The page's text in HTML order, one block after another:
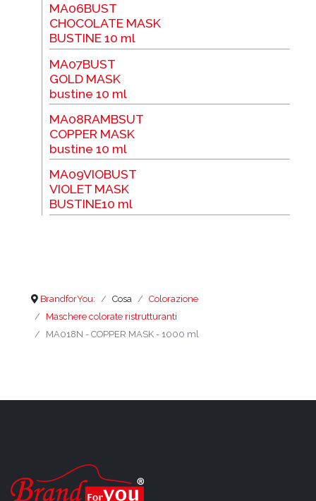
MA06BUST
CHOCOLATE MASK
BUSTINE 10 ml
MA07BUST
GOLD MASK
bustine 10 ml
MA08RAMBSUT
COPPER MASK
bustine 10 ml
MA09VIOBUST
VIOLET MASK
BUSTINE10 ml
BrandforYou: Cosa
Colorazione
Maschere colorate ristrutturanti
MA018N - COPPER MASK - 1000 ml